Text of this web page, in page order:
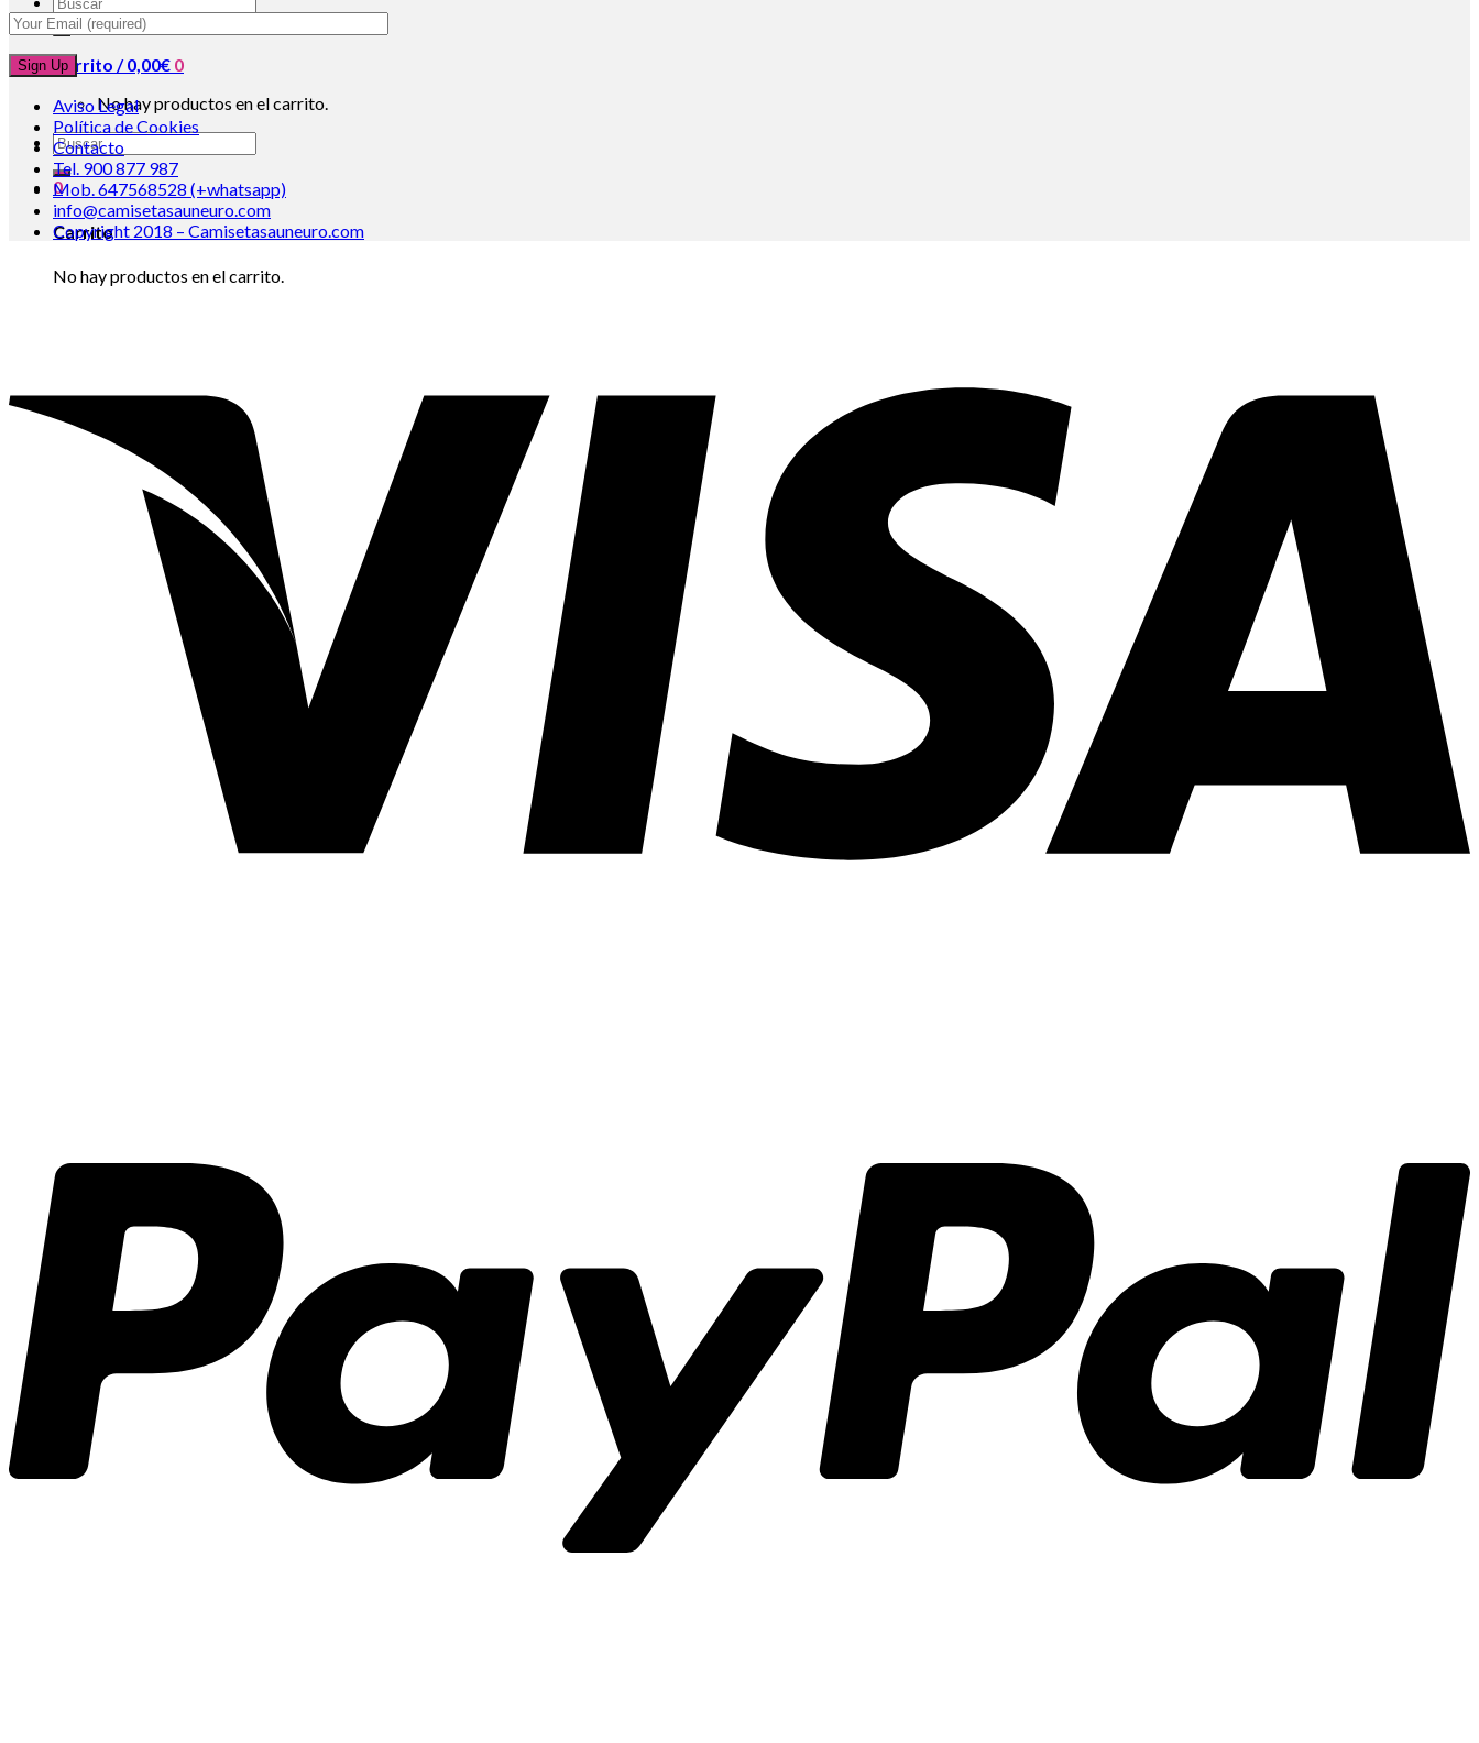
Carrito /0,00€ 0
No hay productos en el carrito.
0
Carrito
No hay productos en el carrito.
Aviso Legal
Política de Cookies
Contacto
Tel. 900 877 987
Mob. 647568528 (+whatsapp)
info@camisetasauneuro.com
Copyright 2018 – Camisetasauneuro.com